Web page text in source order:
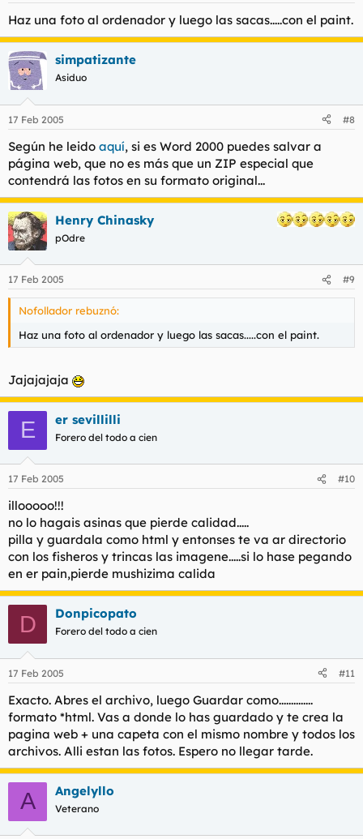
Haz una foto al ordenador y luego las sacas.....con el paint.
simpatizante
Asiduo
17 Feb 2005 #8
Según he leido aquí, si es Word 2000 puedes salvar a
página web, que no es más que un ZIP especial que
contendrá las fotos en su formato original...
Henry Chinasky
pOdre
17 Feb 2005 #9
Nofollador rebuznó:
Haz una foto al ordenador y luego las sacas.....con el paint.
Jajajajaja
E er sevillilli
Forero del todo a cien
17 Feb 2005 #10
illooooo!!!
no lo hagais asinas que pierde calidad.....
pilla y guardala como html y entonses te va ar directorio
con los fisheros y trincas las imagene.....si lo hase pegando
en er pain,pierde mushizima calida
D Donpicopato
Forero del todo a cien
17 Feb 2005 #11
Exacto. Abres el archivo, luego Guardar como..............
formato *html. Vas a donde lo has guardado y te crea la
pagina web + una capeta con el mismo nombre y todos los
archivos. Alli estan las fotos. Espero no llegar tarde.
A Angelyllo
Veterano